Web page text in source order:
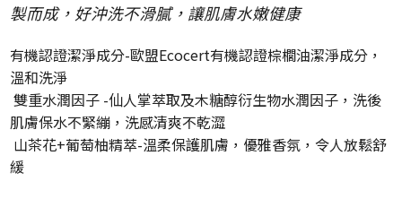
製而成，好沖洗不滑膩，讓肌膚水嫩健康
有機認證潔淨成分-歐盟Ecocert有機認證棕櫚油潔淨成分，
溫和洗淨
雙重水潤因子 -仙人掌萃取及木糖醇衍生物水潤因子，洗後
肌膚保水不緊繃，洗感清爽不乾澀
山茶花+葡萄柚精萃-溫柔保護肌膚，優雅香氛，令人放鬆舒
緩